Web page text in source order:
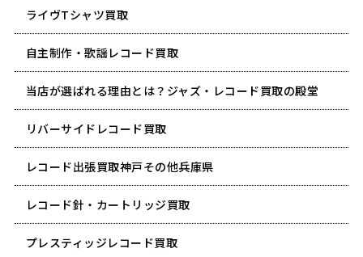
ライヴTシャツ買取
自主制作・歌謡レコード買取
当店が選ばれる理由とは？ジャズ・レコード買取の殿堂
リバーサイドレコード買取
レコード出張買取神戸その他兵庫県
レコード針・カートリッジ買取
プレスティッジレコード買取